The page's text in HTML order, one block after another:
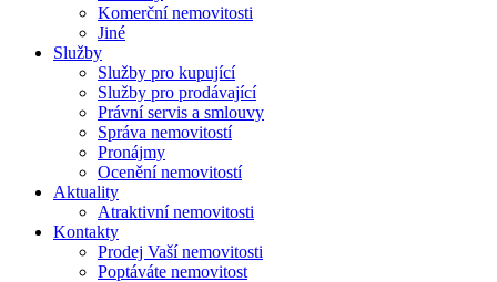
Komerční nemovitosti
Jiné
Služby
Služby pro kupující
Služby pro prodávající
Právní servis a smlouvy
Správa nemovitostí
Pronájmy
Ocenění nemovitostí
Aktuality
Atraktivní nemovitosti
Kontakty
Prodej Vaší nemovitosti
Poptáváte nemovitost